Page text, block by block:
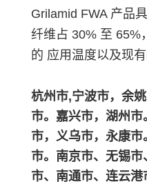
Grilamid FWA 产品
纤维占 30% 至 65%
的 应用温度以及现有
杭州市,宁波市，余
市。嘉兴市，湖州
市，义乌市，永康
市。南京市、无锡
市、南通市、连云